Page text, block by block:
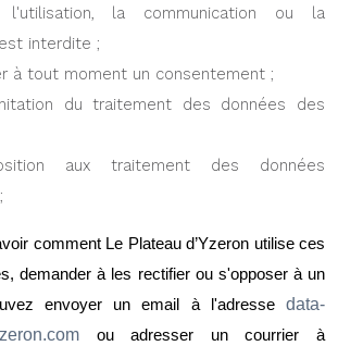
la communication ou la
interdite ;
à tout moment un consentement ;
du traitement des données des
aux traitement des données
comment Le Plateau d’Yzeron utilise ces
demander à les rectifier ou s'opposer à un
envoyer un email à l'adresse data-
ou adresser un courrier à